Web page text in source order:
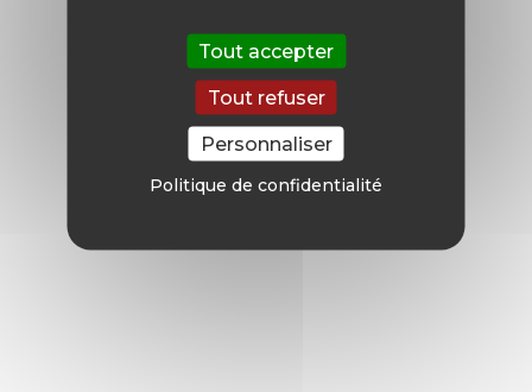
TWITTER
INSTAGRAM
AGENDA
SÉM LE MAG
Tout accepter
Tout refuser
Personnaliser
Politique de confidentialité